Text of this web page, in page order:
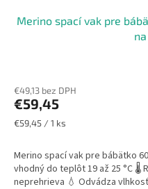
Merino spací vak pre
€49,13 bez DPH
€59,45
Jednotková
€59,45 / 1 ks
Merino spací vak pre bábätko
vhodný do teplôt 19 až 25 °C 🌡️
neprehrieva 💧 Odvádza